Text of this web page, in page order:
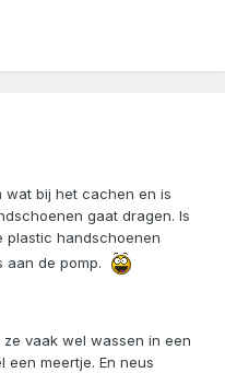
wat bij het cachen en is
gaat dragen. Is
plastic handschoenen
aan de pomp.
vaak wel wassen in een
meertje. En neus